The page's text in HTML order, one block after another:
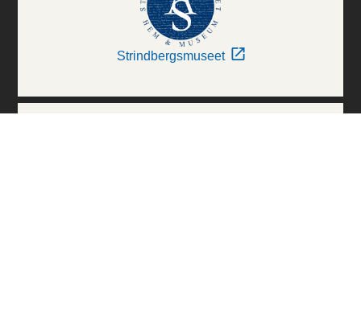
Strindbergsmuseet